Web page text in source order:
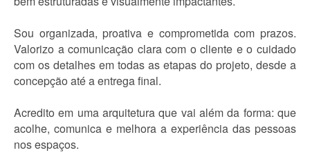
Sou organizada, proativa e comprometida com prazos.
Valorizo a comunicação clara com o cliente e o cuidado
com os detalhes em todas as etapas do projeto, desde a
concepção até a entrega final.
Acredito em uma arquitetura que vai além da forma: que
acolhe, comunica e melhora a experiência das pessoas
nos espaços.